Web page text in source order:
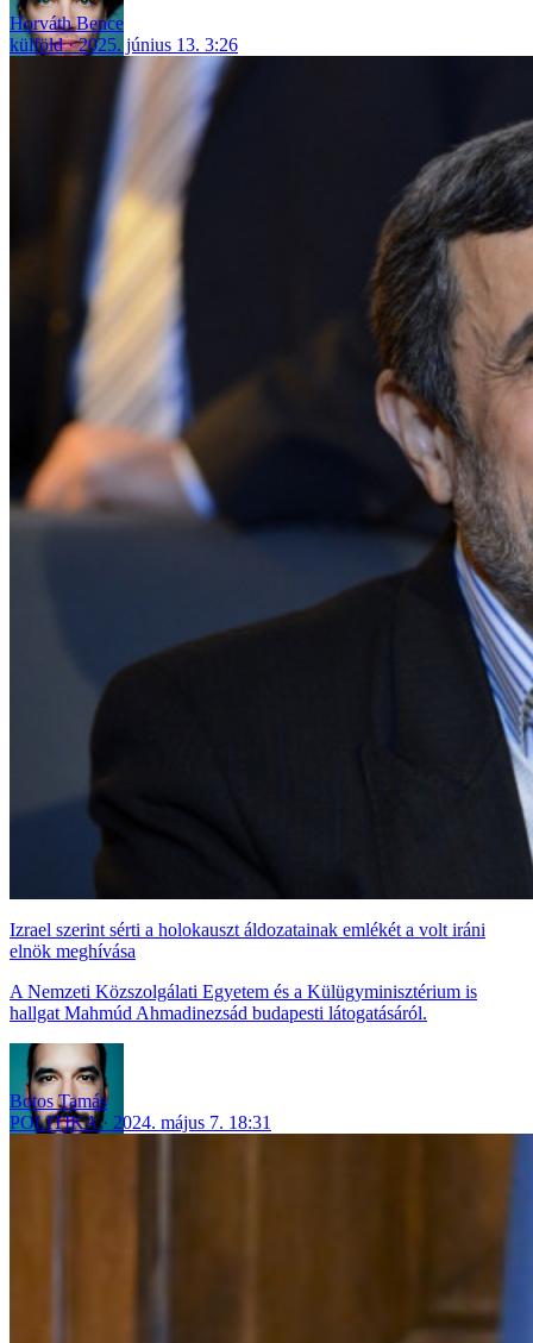
Horváth Bence
külföld
2025. június 13. 3:26
Izrael szerint sérti a holokauszt áldozatainak emlékét a volt iráni
elnök meghívása
A Nemzeti Közszolgálati Egyetem és a Külügyminisztérium is
hallgat Mahmúd Ahmadinezsád budapesti látogatásáról.
Botos Tamás
POLITIKA
2024. május 7. 18:31